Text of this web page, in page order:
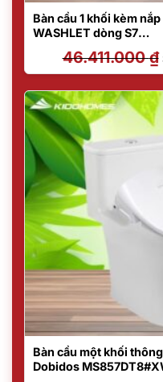
Bàn cầu 1 khối kèm
WASHLET dòng S7
46.411.000₫
Bàn cầu một khối
Dobidos